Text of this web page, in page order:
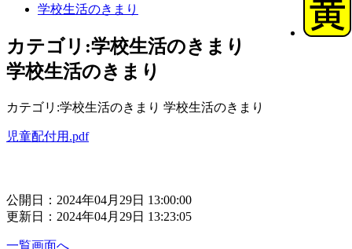
学校生活のきまり
カテゴリ:学校生活のきまり
学校生活のきまり
カテゴリ:学校生活のきまり 学校生活のきまり
児童配付用.pdf
公開日：2024年04月29日 13:00:00
更新日：2024年04月29日 13:23:05
一覧画面へ